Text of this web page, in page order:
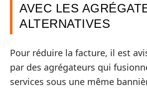
AVEC LES
ALTERNATIVES
Pour réduire la facture, il est
par des agrégateurs qui
services sous une même